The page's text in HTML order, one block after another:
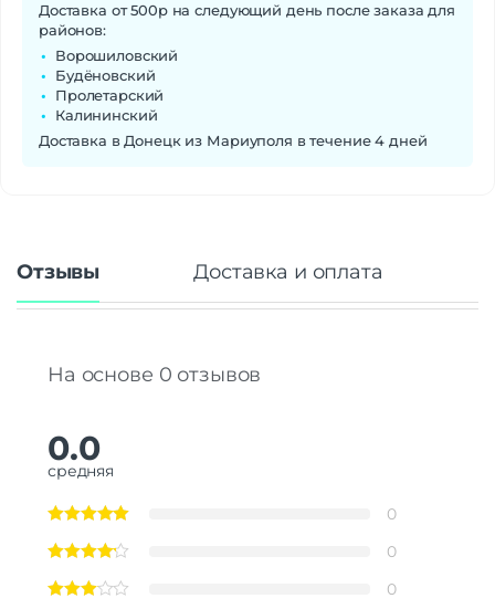
Доставка от 500р на следующий день после заказа для
районов:
Ворошиловский
Будёновский
Пролетарский
Калининский
Доставка в Донецк из Мариуполя в течение 4 дней
Отзывы Доставка и оплата
На основе 0 отзывов
0.0
средняя
0
0
0